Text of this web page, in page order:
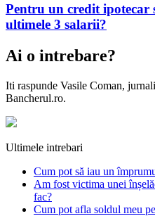
Pentru un credit ipotecar
ultimele 3 salarii?
Ai o intrebare?
Iti raspunde Vasile Coman,
Bancherul.ro.
Ultimele intrebari
Cum pot să iau un
Am fost victima unei
fac?
Cum pot afla soldul meu